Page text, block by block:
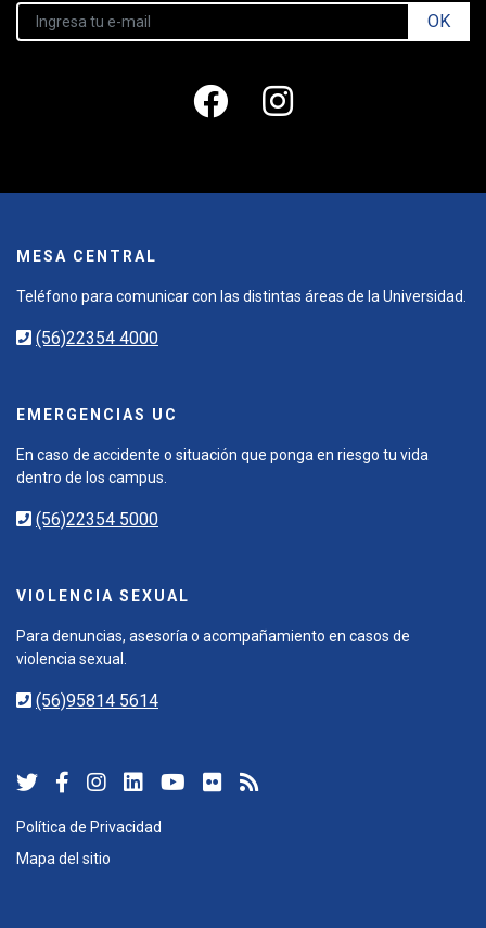
OK
MESA CENTRAL
Teléfono para comunicar con las distintas áreas de la Universidad.
(56)22354 4000
EMERGENCIAS UC
En caso de accidente o situación que ponga en riesgo tu vida
dentro de los campus.
(56)22354 5000
VIOLENCIA SEXUAL
Para denuncias, asesoría o acompañamiento en casos de
violencia sexual.
(56)95814 5614
Política de Privacidad
Mapa del sitio